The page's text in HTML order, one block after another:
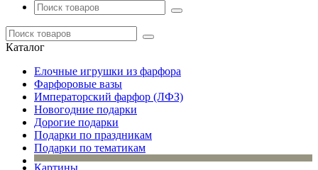
Каталог
Елочные игрушки из фарфора
Фарфоровые вазы
Императорский фарфор (ЛФЗ)
Новогодние подарки
Дорогие подарки
Подарки по праздникам
Подарки по тематикам
Картины